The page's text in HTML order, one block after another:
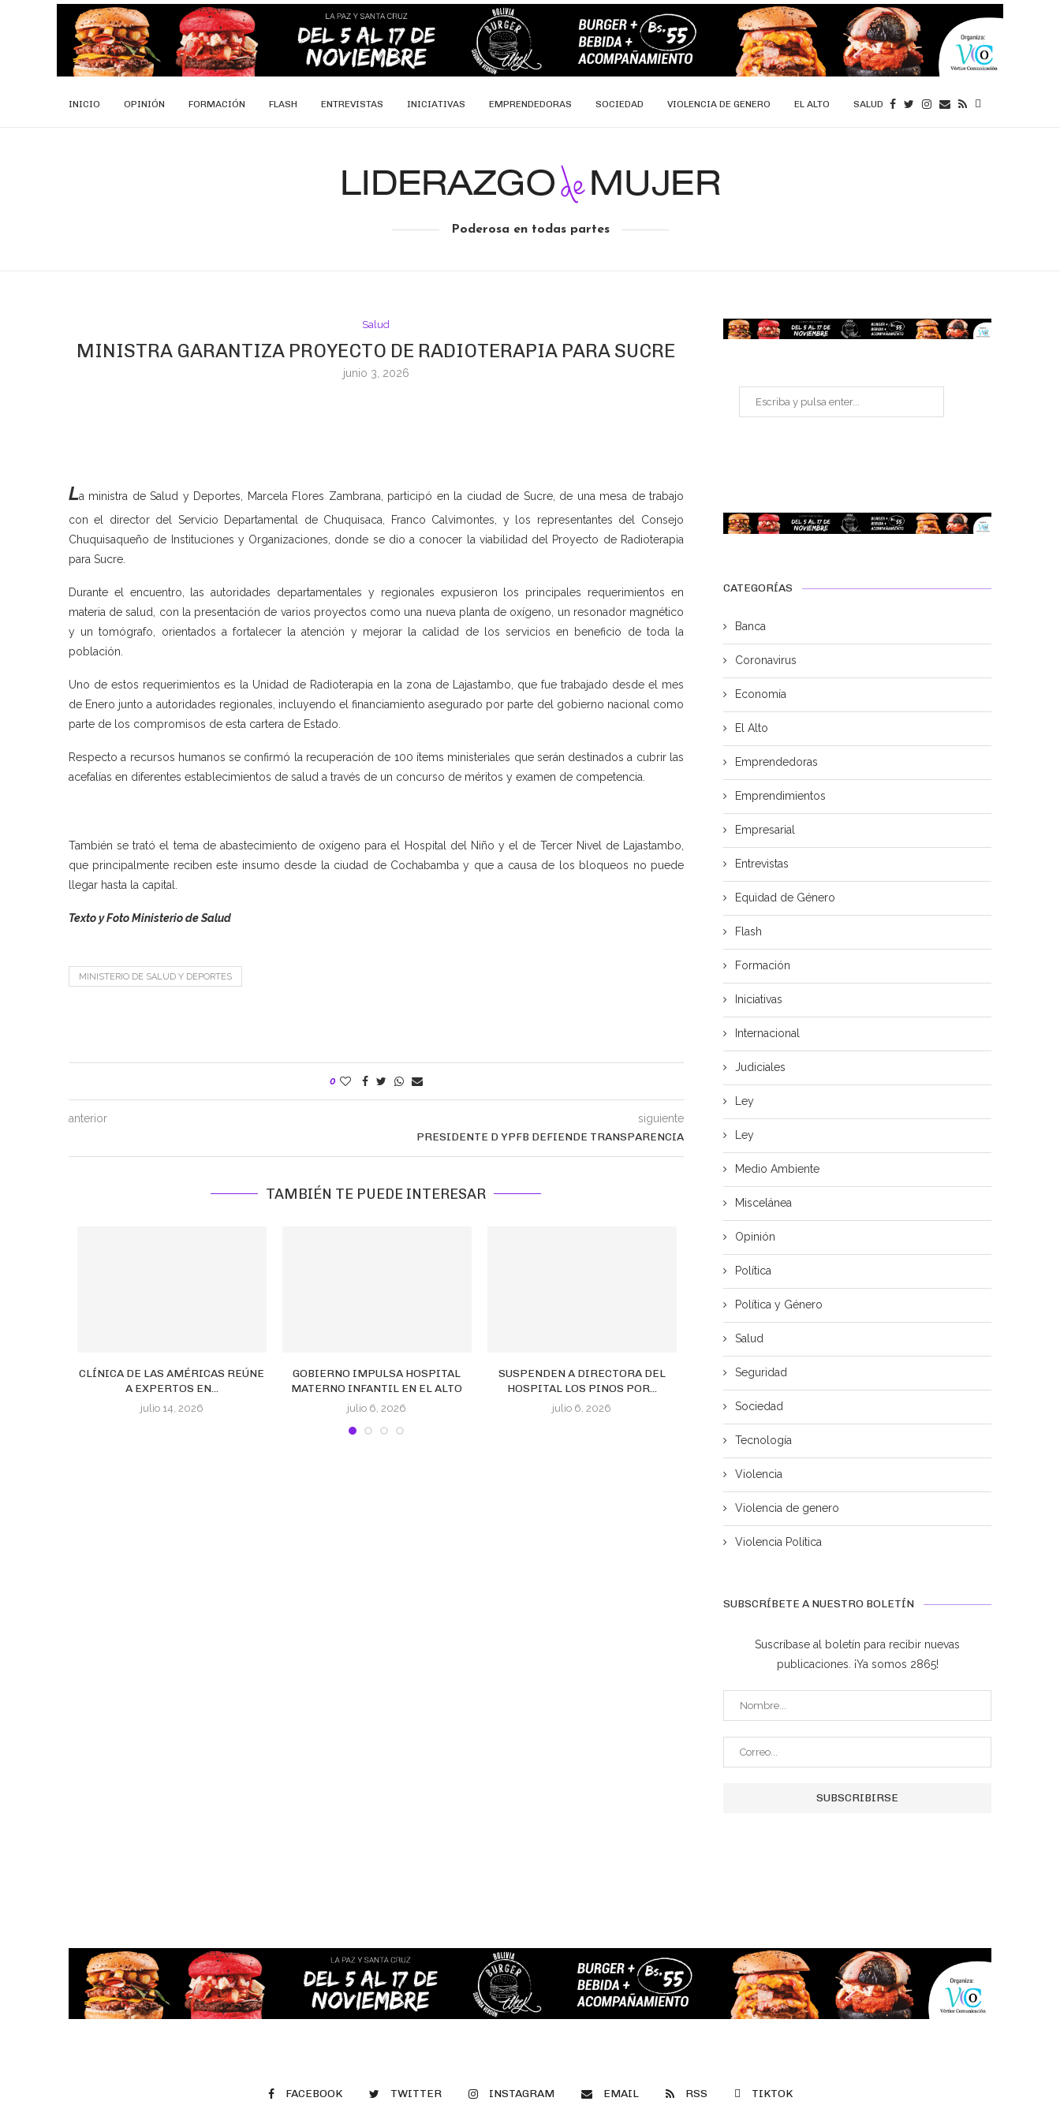
INICIO OPINIÓN FORMACIÓN FLASH ENTREVISTAS INICIATIVAS EMPRENDEDORAS SOCIEDAD VIOLENCIA DE GENERO EL ALTO SALUD
Poderosa en todas partes
Salud
MINISTRA GARANTIZA PROYECTO DE RADIOTERAPIA PARA SUCRE
junio 3, 2026
La ministra de Salud y Deportes, Marcela Flores Zambrana, participó en la ciudad de Sucre, de una mesa de trabajo
con el director del Servicio Departamental de Chuquisaca, Franco Calvimontes, y los representantes del Consejo
Chuquisaqueño de Instituciones y Organizaciones, donde se dio a conocer la viabilidad del Proyecto de Radioterapia
para Sucre.
Durante el encuentro, las autoridades departamentales y regionales expusieron los principales requerimientos en
materia de salud, con la presentación de varios proyectos como una nueva planta de oxígeno, un resonador magnético
y un tomógrafo, orientados a fortalecer la atención y mejorar la calidad de los servicios en beneficio de toda la
población.
Uno de estos requerimientos es la Unidad de Radioterapia en la zona de Lajastambo, que fue trabajado desde el mes
de Enero junto a autoridades regionales, incluyendo el financiamiento asegurado por parte del gobierno nacional como
parte de los compromisos de esta cartera de Estado.
Respecto a recursos humanos se confirmó la recuperación de 100 ítems ministeriales que serán destinados a cubrir las
acefalías en diferentes establecimientos de salud a través de un concurso de méritos y examen de competencia.
También se trató el tema de abastecimiento de oxígeno para el Hospital del Niño y el de Tercer Nivel de Lajastambo,
que principalmente reciben este insumo desde la ciudad de Cochabamba y que a causa de los bloqueos no puede
llegar hasta la capital.
Texto y Foto Ministerio de Salud
MINISTERIO DE SALUD Y DEPORTES
0
anterior siguiente
PRESIDENTE D YPFB DEFIENDE TRANSPARENCIA
TAMBIÉN TE PUEDE INTERESAR
CLÍNICA DE LAS AMÉRICAS REÚNE
A EXPERTOS EN...
julio 14, 2026
GOBIERNO IMPULSA HOSPITAL
MATERNO INFANTIL EN EL ALTO
julio 6, 2026
SUSPENDEN A DIRECTORA DEL
HOSPITAL LOS PINOS POR...
julio 6, 2026
CAJA PETROLERA DE SANTA CRUZ
REALIZA PRIMER TRASPLANTE...
julio 1, 2026
DE INSUMOS PARA
junio 24, 2026
CATEGORÍAS
Banca
Coronavirus
Economía
El Alto
Emprendedoras
Emprendimientos
Empresarial
Entrevistas
Equidad de Género
Flash
Formación
Iniciativas
Internacional
Judiciales
Ley
Ley
Medio Ambiente
Miscelánea
Opinión
Política
Política y Género
Salud
Seguridad
Sociedad
Tecnología
Violencia
Violencia de genero
Violencia Política
SUBSCRÍBETE A NUESTRO BOLETÍN
Suscríbase al boletín para recibir nuevas
publicaciones. ¡Ya somos 2865!
FACEBOOK TWITTER INSTAGRAM EMAIL RSS TIKTOK